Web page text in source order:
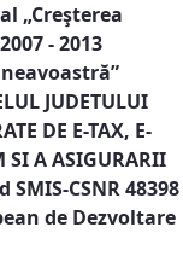
„Creşterea
- 2013
JUDETULUI
DE E-TAX, E-
SI A ASIGURARII
SMIS-CSNR 48398
de Dezvoltare